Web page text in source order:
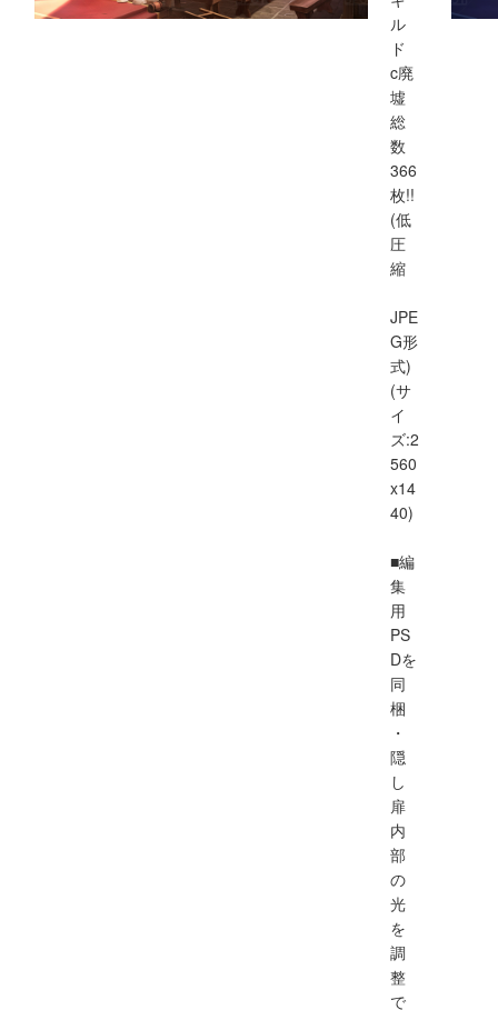
ル
ド
c廃
墟
総
数
366
枚!!
(低
圧
縮
JPE
G形
式)
(サ
イ
ズ:2
560
x14
40)
■編
集
用
PS
Dを
同
梱
・
隠
し
扉
内
部
の
光
を
調
整
で